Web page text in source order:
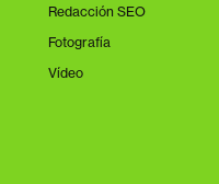
Redacción SEO
Fotografía
Vídeo